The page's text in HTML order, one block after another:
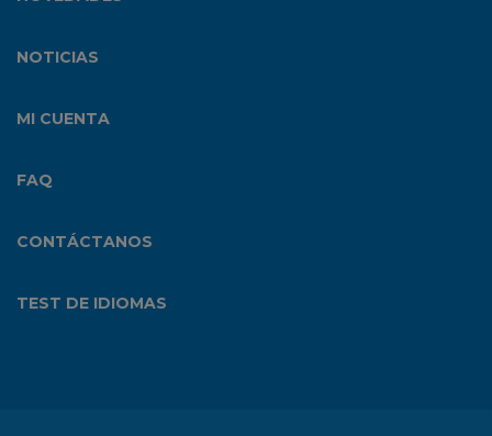
NOTICIAS
MI CUENTA
FAQ
CONTÁCTANOS
TEST DE IDIOMAS